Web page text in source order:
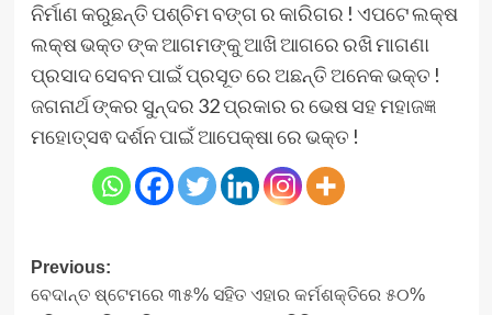
ନିର୍ମାଣ କରୁଛନ୍ତି ପଶ୍ଚିମ ବଙ୍ଗ ର କାରିଗର ! ଏପଟେ ଲକ୍ଷ
ଲକ୍ଷ ଭକ୍ତ ଙ୍କ ଆଗମଙ୍କୁ ଆଖି ଆଗରେ ରଖି ମାଗଣା
ପ୍ରସାଦ ସେବନ ପାଇଁ ପ୍ରସୂତ ରେ ଅଛନ୍ତି ଅନେକ ଭକ୍ତ !
ଜଗନାର୍ଥ ଙ୍କର ସୁନ୍ଦର 32 ପ୍ରକାର ର ଭେଷ ସହ ମହାଜଜ୍ଞ
ମହୋତ୍ସଵ ଦର୍ଶନ ପାଇଁ ଆପେକ୍ଷା ରେ ଭକ୍ତ !
Post
navigation
Previous:
ବେଦାନ୍ତ ଷ୍ଟେମରେ ୩୫% ସହିତ ଏହାର କର୍ମଶକ୍ତିରେ ୫୦%